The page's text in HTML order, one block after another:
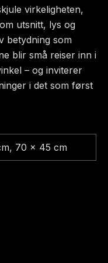
virkeligheten,
utsnitt, lys og
som
blir små reiser inn i
– og inviterer
i det som først
70 x 45 cm